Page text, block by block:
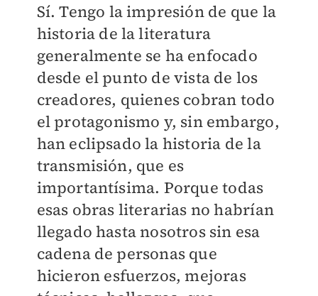
Sí. Tengo la impresión de que la
historia de la literatura
generalmente se ha enfocado
desde el punto de vista de los
creadores, quienes cobran todo
el protagonismo y, sin embargo,
han eclipsado la historia de la
transmisión, que es
importantísima. Porque todas
esas obras literarias no habrían
llegado hasta nosotros sin esa
cadena de personas que
hicieron esfuerzos, mejoras